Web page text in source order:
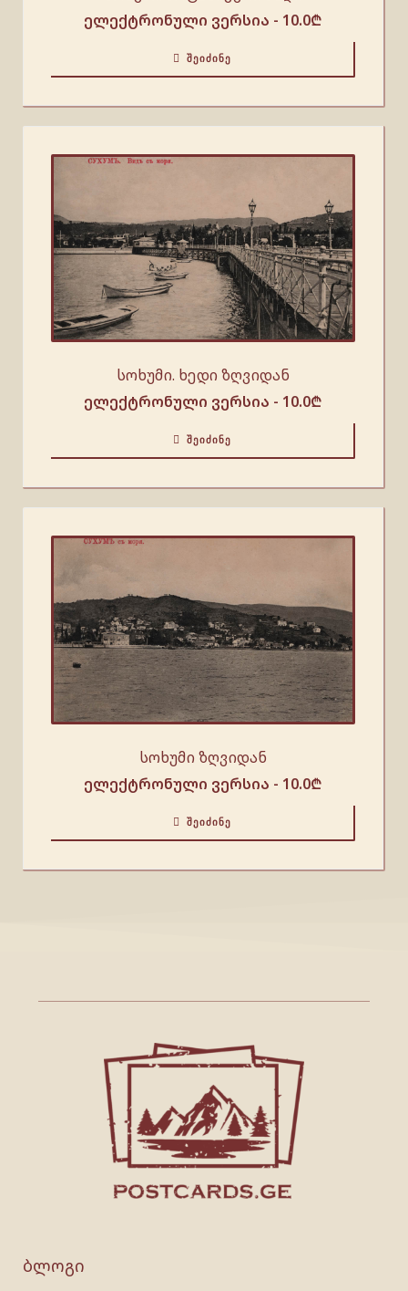
ელექტრონული ვერსია - 10.0₾
ᲨᲔᲘᲫᲘᲜᲔ
სოხუმი. ხედი ზღვიდან
ელექტრონული ვერსია - 10.0₾
ᲨᲔᲘᲫᲘᲜᲔ
სოხუმი ზღვიდან
ელექტრონული ვერსია - 10.0₾
ᲨᲔᲘᲫᲘᲜᲔ
ბლოგი